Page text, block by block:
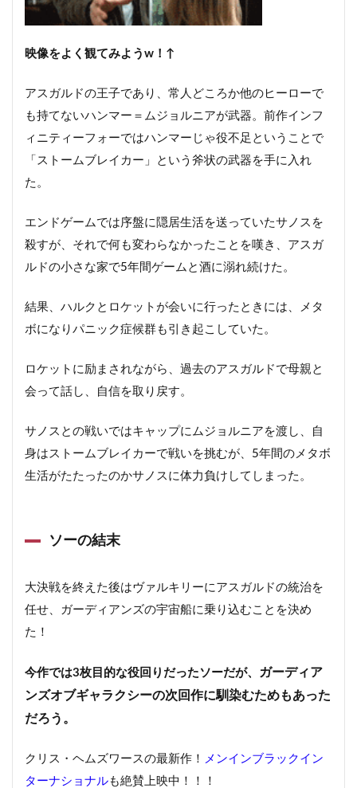
映像をよく観てみようw！↑
アスガルドの王子であり、常人どころか他のヒーローで
も持てないハンマー＝ムジョルニアが武器。前作インフ
ィニティーフォーではハンマーじゃ役不足ということで
「ストームブレイカー」という斧状の武器を手に入れ
た。
エンドゲームでは序盤に隠居生活を送っていたサノスを
殺すが、それで何も変わらなかったことを嘆き、アスガ
ルドの小さな家で5年間ゲームと酒に溺れ続けた。
結果、ハルクとロケットが会いに行ったときには、メタ
ボになりパニック症候群も引き起こしていた。
ロケットに励まされながら、過去のアスガルドで母親と
会って話し、自信を取り戻す。
サノスとの戦いではキャップにムジョルニアを渡し、自
身はストームブレイカーで戦いを挑むが、5年間のメタボ
生活がたたったのかサノスに体力負けしてしまった。
ソーの結末
大決戦を終えた後はヴァルキリーにアスガルドの統治を
任せ、ガーディアンズの宇宙船に乗り込むことを決め
た！
今作では3枚目的な役回りだったソーだが、
ガーディア
ンズオブギャラクシーの次回作に馴染むためもあった
だろう。
クリス・ヘムズワースの最新作！
メンインブラックイン
ターナショナルも絶賛上映中！！！